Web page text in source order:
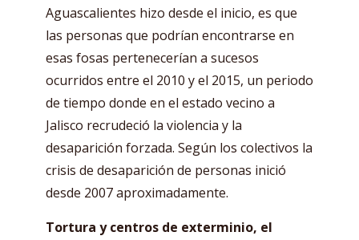
Aguascalientes hizo desde el inicio, es que
las personas que podrían encontrarse en
esas fosas pertenecerían a sucesos
ocurridos entre el 2010 y el 2015, un periodo
de tiempo donde en el estado vecino a
Jalisco recrudeció la violencia y la
desaparición forzada. Según los colectivos la
crisis de desaparición de personas inició
desde 2007 aproximadamente.
Tortura y centros de exterminio, el